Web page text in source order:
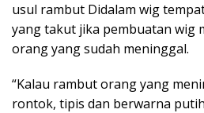
usul rambut Didalam wig
yang takut jika pembuatan wig
orang yang sudah meninggal.
“Kalau rambut orang yang
rontok, tipis dan berwarna